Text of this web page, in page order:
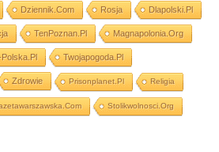
Dziennik.com Rosja Dlapolski.pl
TenPoznan.pl Magnapolonia.org
Twojapogoda.pl
Zdrowie Prisonplanet.pl Religia
Stolikwolnosci.org